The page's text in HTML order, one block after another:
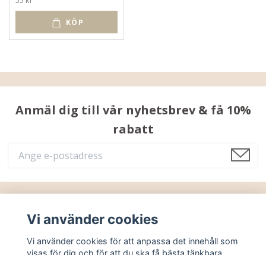
KÖP
Anmäl dig till vår nyhetsbrev & få 10%
rabatt
Läs mer
Sociala medier
Vi använder cookies
Vi använder cookies för att anpassa det innehåll som
visas för dig och för att du ska få bästa tänkbara